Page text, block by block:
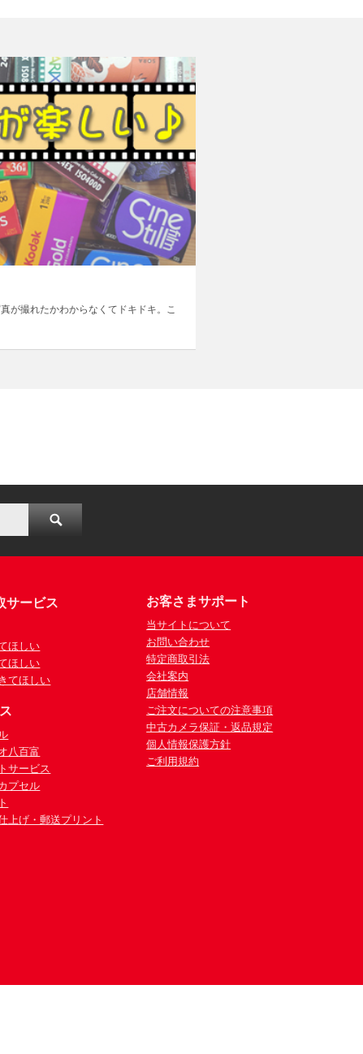
が撮れたかわからなくてドキドキ。こ
サービス
ほしい
ほしい
てほしい
八百富
サービス
プセル
上げ・郵送プリント
お客さまサポート
当サイトについて
お問い合わせ
特定商取引法
会社案内
店舗情報
ご注文についての注意事項
中古カメラ保証・返品規定
個人情報保護方針
ご利用規約